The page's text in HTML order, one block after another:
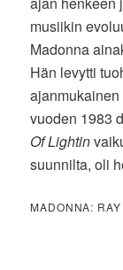
musiikin
Madonna
Hän levytti
vuoden 1983
Of Lightin
suunnilta, oli
MADONNA: